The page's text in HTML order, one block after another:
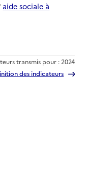
aide sociale à
transmis pour : 2024
des indicateurs